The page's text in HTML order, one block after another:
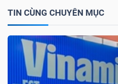
TIN CÙNG CHUYÊN MỤC
DỊCH
VỤ
TRUYỀN
THÔNG